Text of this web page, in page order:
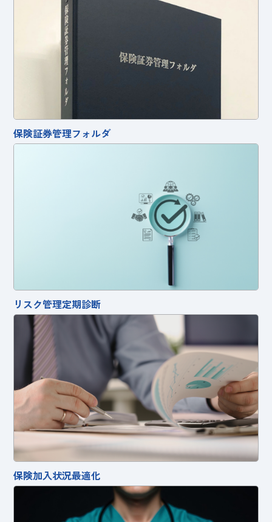
保険証券管理フォルダ
リスク管理定期診断
保険加入状況最適化